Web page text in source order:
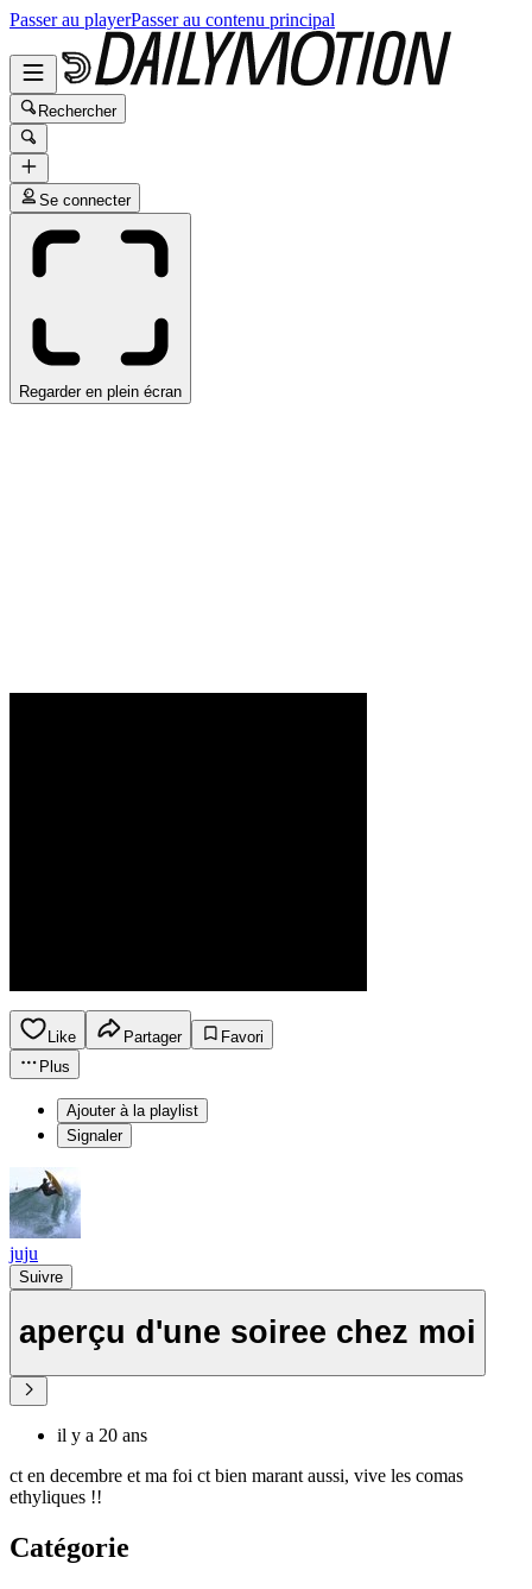
Passer au playerPasser au contenu principal
Rechercher
Se connecter
Regarder en plein écran
Like Partager
Favori
Plus
Ajouter à la playlist
Signaler
juju
Suivre
aperçu d'une soiree chez moi
il y a 20 ans
ct en decembre et ma foi ct bien marant aussi, vive les comas
ethyliques !!
Catégorie